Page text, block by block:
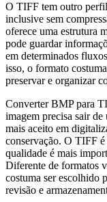
O TIFF tem outro
inclusive sem
oferece uma estrutura
pode guardar
em determinados
isso, o formato
preservar e organizar
Converter BMP para
imagem precisa sair
mais aceito em
conservação. O TIFF
qualidade é mais
Diferente de formatos
costuma ser escolhido
revisão e